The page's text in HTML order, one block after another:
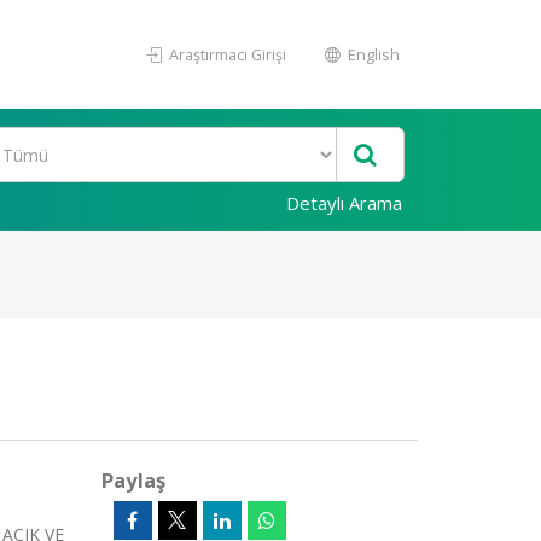
Araştırmacı Girişi English
Detaylı Arama
VE
Paylaş